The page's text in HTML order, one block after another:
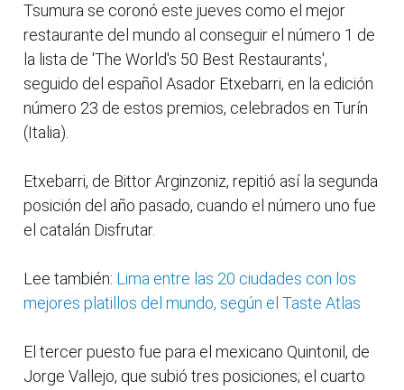
Tsumura se coronó este jueves como el mejor
restaurante del mundo al conseguir el número 1 de
la lista de 'The World's 50 Best Restaurants',
seguido del español Asador Etxebarri, en la edición
número 23 de estos premios, celebrados en Turín
(Italia).
Etxebarri, de Bittor Arginzoniz, repitió así la segunda
posición del año pasado, cuando el número uno fue
el catalán Disfrutar.
Lee también: Lima entre las 20 ciudades con los
mejores platillos del mundo, según el Taste Atlas
El tercer puesto fue para el mexicano Quintonil, de
Jorge Vallejo, que subió tres posiciones; el cuarto